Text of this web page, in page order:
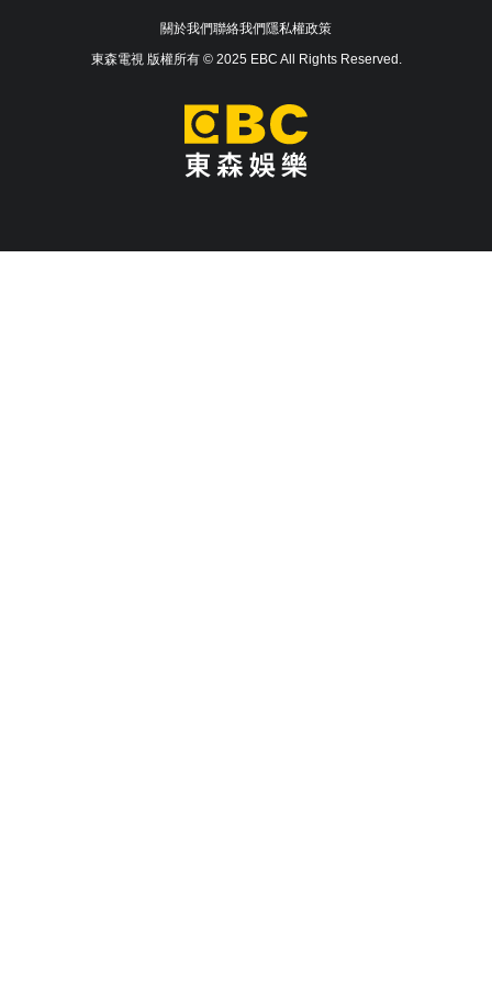
關於我們聯絡我們隱私權政策
東森電視 版權所有 © 2025 EBC All Rights Reserved.